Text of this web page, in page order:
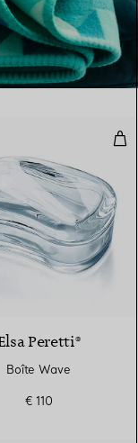
en cristal
Peretti®
Boîte Wave
€ 110